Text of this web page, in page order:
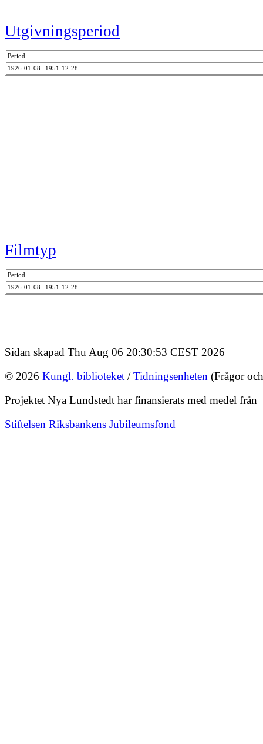
Utgivningsperiod
Period
1926-01-08--1951-12-28
Filmtyp
Period
1926-01-08--1951-12-28
Sidan skapad Thu Aug 06 20:30:53 CEST 2026
© 2026 Kungl. biblioteket /Tidningsenheten (Frågor
Projektet Nya Lundstedt har finansierats med medel från
Stiftelsen Riksbankens Jubileumsfond